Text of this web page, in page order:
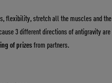
flexibility, stretch all the muscles and the
3 different directions of antigravity are
of prizesfrom partners.